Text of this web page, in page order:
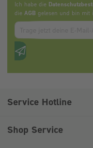
Ich habe die
die AGB gelesen und bin mit
Zum abbonieren des
Anti-Roboter-
Service Hotline
Shop Service